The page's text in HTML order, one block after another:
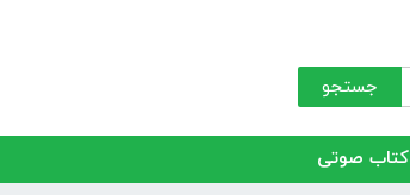
جستجو
کتاب صوتی